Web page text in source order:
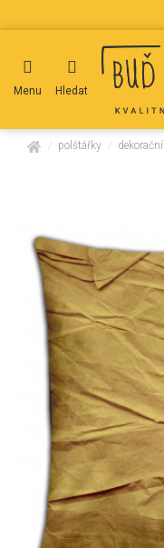
Menu Hledat
domů polštářky dekorační